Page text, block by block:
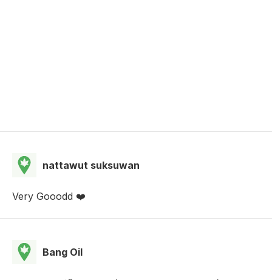
nattawut suksuwan
Very Gooodd ❤️
Bang Oil